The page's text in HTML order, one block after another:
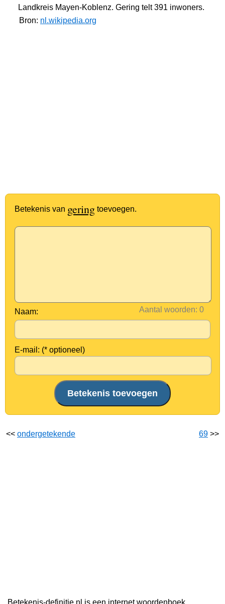
Landkreis Mayen-Koblenz. Gering telt 391 inwoners.
Bron: nl.wikipedia.org
Betekenis van gering toevoegen.
Aantal woorden:
Naam:
E-mail: (* optioneel)
<< ondergetekende 69 >>
Betekenis-definitie.nl is een internet woordenboek